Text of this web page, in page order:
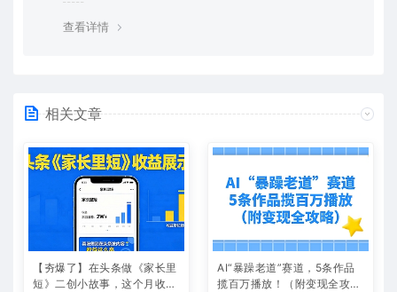
查看详情
相关文章
【夯爆了】在头条做《家长里
短》二创小故事，这个月收益
AI“暴躁老道”赛道，5条作品
揽百万播放！（附变现全攻